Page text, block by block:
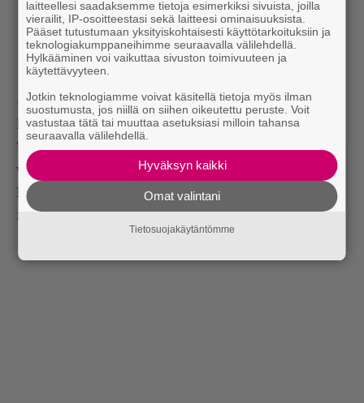
– He ovat sairaan upeita ja taitavia. Heidän
kanssaan on upeaa viedä tätä juttua eteenpäin.
Tulevaisuudessa häämöttää pikkuhiljaa
valmistuvan debyyttialbumin ilmestyminen.
Levylle ei ole asetettu tarkkaa julkaisuaikataulua,
mutta osa biiseistä on jo valmiina.
laitteellesi saadaksemme tietoja esimerkiksi sivuista, joilla
vierailit, IP-osoitteestasi sekä laitteesi ominaisuuksista.
Pääset tutustumaan yksityiskohtaisesti käyttötarkoituksiin ja
teknologiakumppaneihimme seuraavalla välilehdellä.
Hylkääminen voi vaikuttaa sivuston toimivuuteen ja
käytettävyyteen.
Jotkin teknologiamme voivat käsitellä tietoja myös ilman
suostumusta, jos niillä on siihen oikeutettu peruste. Voit
vastustaa tätä tai muuttaa asetuksiasi milloin tahansa
seuraavalla välilehdellä.
Hyväksyn kaikki
Omat valintani
Tietosuojakäytäntömme